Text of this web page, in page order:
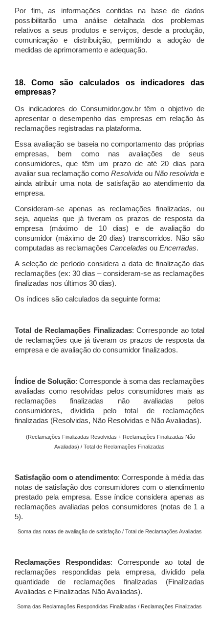
Por fim, as informações contidas na base de dados
possibilitarão uma análise detalhada dos problemas
relativos a seus produtos e serviços, desde a produção,
comunicação e distribuição, permitindo a adoção de
medidas de aprimoramento e adequação.
18. Como são calculados os indicadores das
empresas?
Os indicadores do Consumidor.gov.br têm o objetivo de
apresentar o desempenho das empresas em relação às
reclamações registradas na plataforma.
Essa avaliação se baseia no comportamento das próprias
empresas, bem como nas avaliações de seus
consumidores, que têm um prazo de até 20 dias para
avaliar sua reclamação como Resolvida ou Não resolvida e
ainda atribuir uma nota de satisfação ao atendimento da
empresa.
Consideram-se apenas as reclamações finalizadas, ou
seja, aquelas que já tiveram os prazos de resposta da
empresa (máximo de 10 dias) e de avaliação do
consumidor (máximo de 20 dias) transcorridos. Não são
computadas as reclamações Canceladas ou Encerradas.
A seleção de período considera a data de finalização das
reclamações (ex: 30 dias – consideram-se as reclamações
finalizadas nos últimos 30 dias).
Os índices são calculados da seguinte forma:
Total de Reclamações Finalizadas: Corresponde ao total
de reclamações que já tiveram os prazos de resposta da
empresa e de avaliação do consumidor finalizados.
Índice de Solução: Corresponde à soma das reclamações
avaliadas como resolvidas pelos consumidores mais as
reclamações finalizadas não avaliadas pelos
consumidores, dividida pelo total de reclamações
finalizadas (Resolvidas, Não Resolvidas e Não Avaliadas).
(Reclamações Finalizadas Resolvidas + Reclamações Finalizadas Não
Avaliadas) / Total de Reclamações Finalizadas
Satisfação com o atendimento: Corresponde à média das
notas de satisfação dos consumidores com o atendimento
prestado pela empresa. Esse índice considera apenas as
reclamações avaliadas pelos consumidores (notas de 1 a
5).
Soma das notas de avaliação de satisfação / Total de Reclamações Avaliadas
Reclamações Respondidas: Corresponde ao total de
reclamações respondidas pela empresa, dividido pela
quantidade de reclamações finalizadas (Finalizadas
Avaliadas e Finalizadas Não Avaliadas).
Soma das Reclamações Respondidas Finalizadas / Reclamações Finalizadas